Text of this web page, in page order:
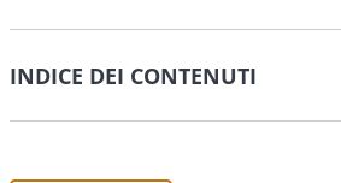
INDICE DEI CONTENUTI